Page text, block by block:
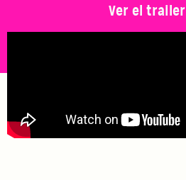
Ver el trailer